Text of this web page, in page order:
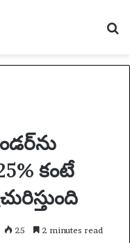
కంటే
25 2 minutes read